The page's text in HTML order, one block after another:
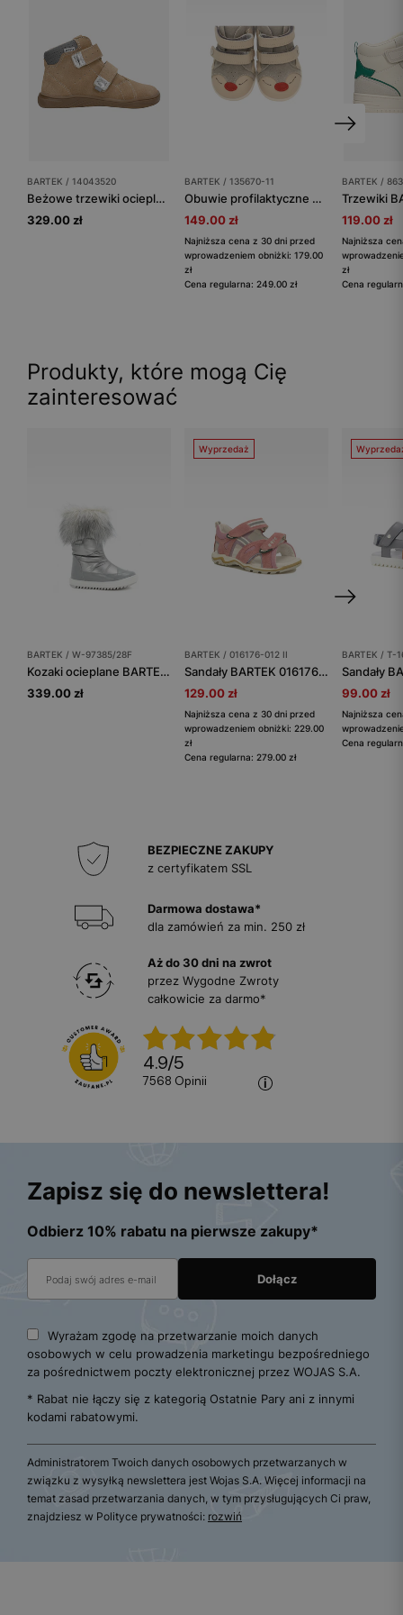
BARTEK / 14043520
Beżowe trzewiki ocieplane dziecięce barefoot z weluru BARTEK 14043520
329.00 zł
BARTEK / 135670-11
Obuwie profilaktyczne bartek baby BARTEK 135670-11, beżowy
149.00 zł
Najniższa cena z 30 dni przed
wprowadzeniem obniżki: 179.00
zł
Cena regularna: 249.00 zł
BARTEK /
119.00 zł
Najniższa
zł
Cena
Produkty, które mogą Cię
zainteresować
BARTEK / W-97385/28F
Kozaki ocieplane BARTEK W-97385/28F, dla dziewcząt, szary
339.00 zł
Wyprzedaż
BARTEK / 016176-012 II
Sandały BARTEK 016176-012 II, dla dziewcząt, różowo-fioletowy
129.00 zł
Najniższa cena z 30 dni przed
wprowadzeniem obniżki: 229.00
zł
Cena regularna: 279.00 zł
BARTEK / T-
99.00 zł
Najniższa
Cena
BEZPIECZNE ZAKUPY
z certyfikatem SSL
Darmowa dostawa*
dla zamówień za min. 250 zł
Aż do 30 dni na zwrot
przez Wygodne Zwroty
całkowicie za darmo*
4.9/5
7568 opinii
Zapisz się do newslettera!
Odbierz 10% rabatu na pierwsze zakupy*
Wyrażam zgodę na przetwarzanie moich danych
osobowych w celu prowadzenia marketingu bezpośredniego
za pośrednictwem poczty elektronicznej przez WOJAS S.A.
* Rabat nie łączy się z kategorią Ostatnie Pary ani z innymi
kodami rabatowymi.
Administratorem Twoich danych osobowych przetwarzanych w
związku z wysyłką newslettera jest Wojas S.A. Więcej informacji na
temat zasad przetwarzania danych, w tym przysługujących Ci praw,
znajdziesz w Polityce prywatności: rozwiń